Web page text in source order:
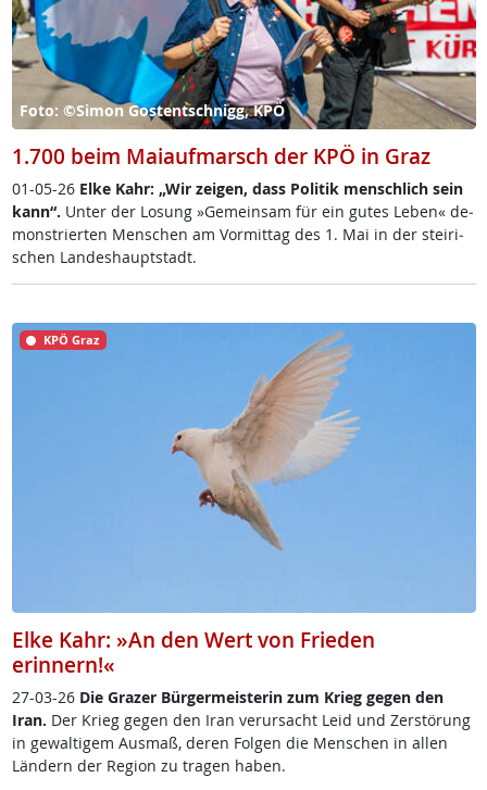
Foto: ©Simon Gostentschnigg, KPÖ
1.700 beim Maiaufmarsch der KPÖ in Graz
01-05-26 El­ke Kahr: „Wir zei­gen, dass Po­li­tik men­sch­lich sein
kan­n“. Un­ter der Lo­sung »Ge­mein­sam für ein gu­tes Le­ben« de­
mon­s­trier­ten Men­schen am Vor­mit­tag des 1. Mai in der stei­ri­
schen Lan­des­haupt­stadt.
KPÖ Graz
Elke Kahr: »An den Wert von Frieden
erinnern!«
27-03-26 Die Gra­zer Bür­ger­meis­te­rin zum Krieg ge­gen den
Iran. Der Krieg ge­gen den Iran ver­ur­sacht Leid und Zer­stör­ung
in ge­wal­ti­gem Aus­maß, de­ren Fol­gen die Men­schen in al­len
Län­dern der Re­gi­on zu tra­gen ha­ben.